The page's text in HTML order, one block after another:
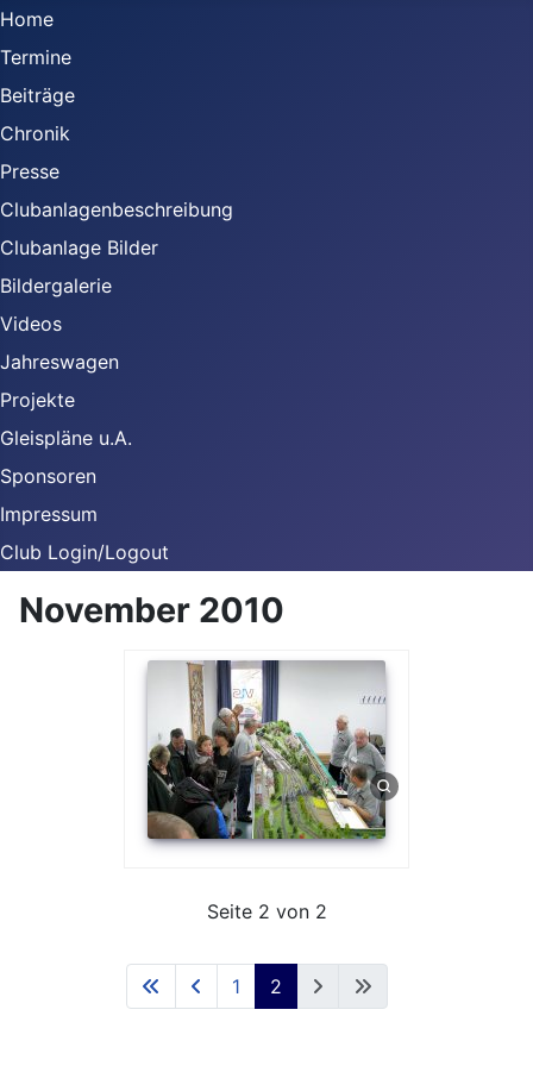
Home
Termine
Beiträge
Chronik
Presse
Clubanlagenbeschreibung
Clubanlage Bilder
Bildergalerie
Videos
Jahreswagen
Projekte
Gleispläne u.A.
Sponsoren
Impressum
Club Login/Logout
November 2010
Seite 2 von 2
1 2